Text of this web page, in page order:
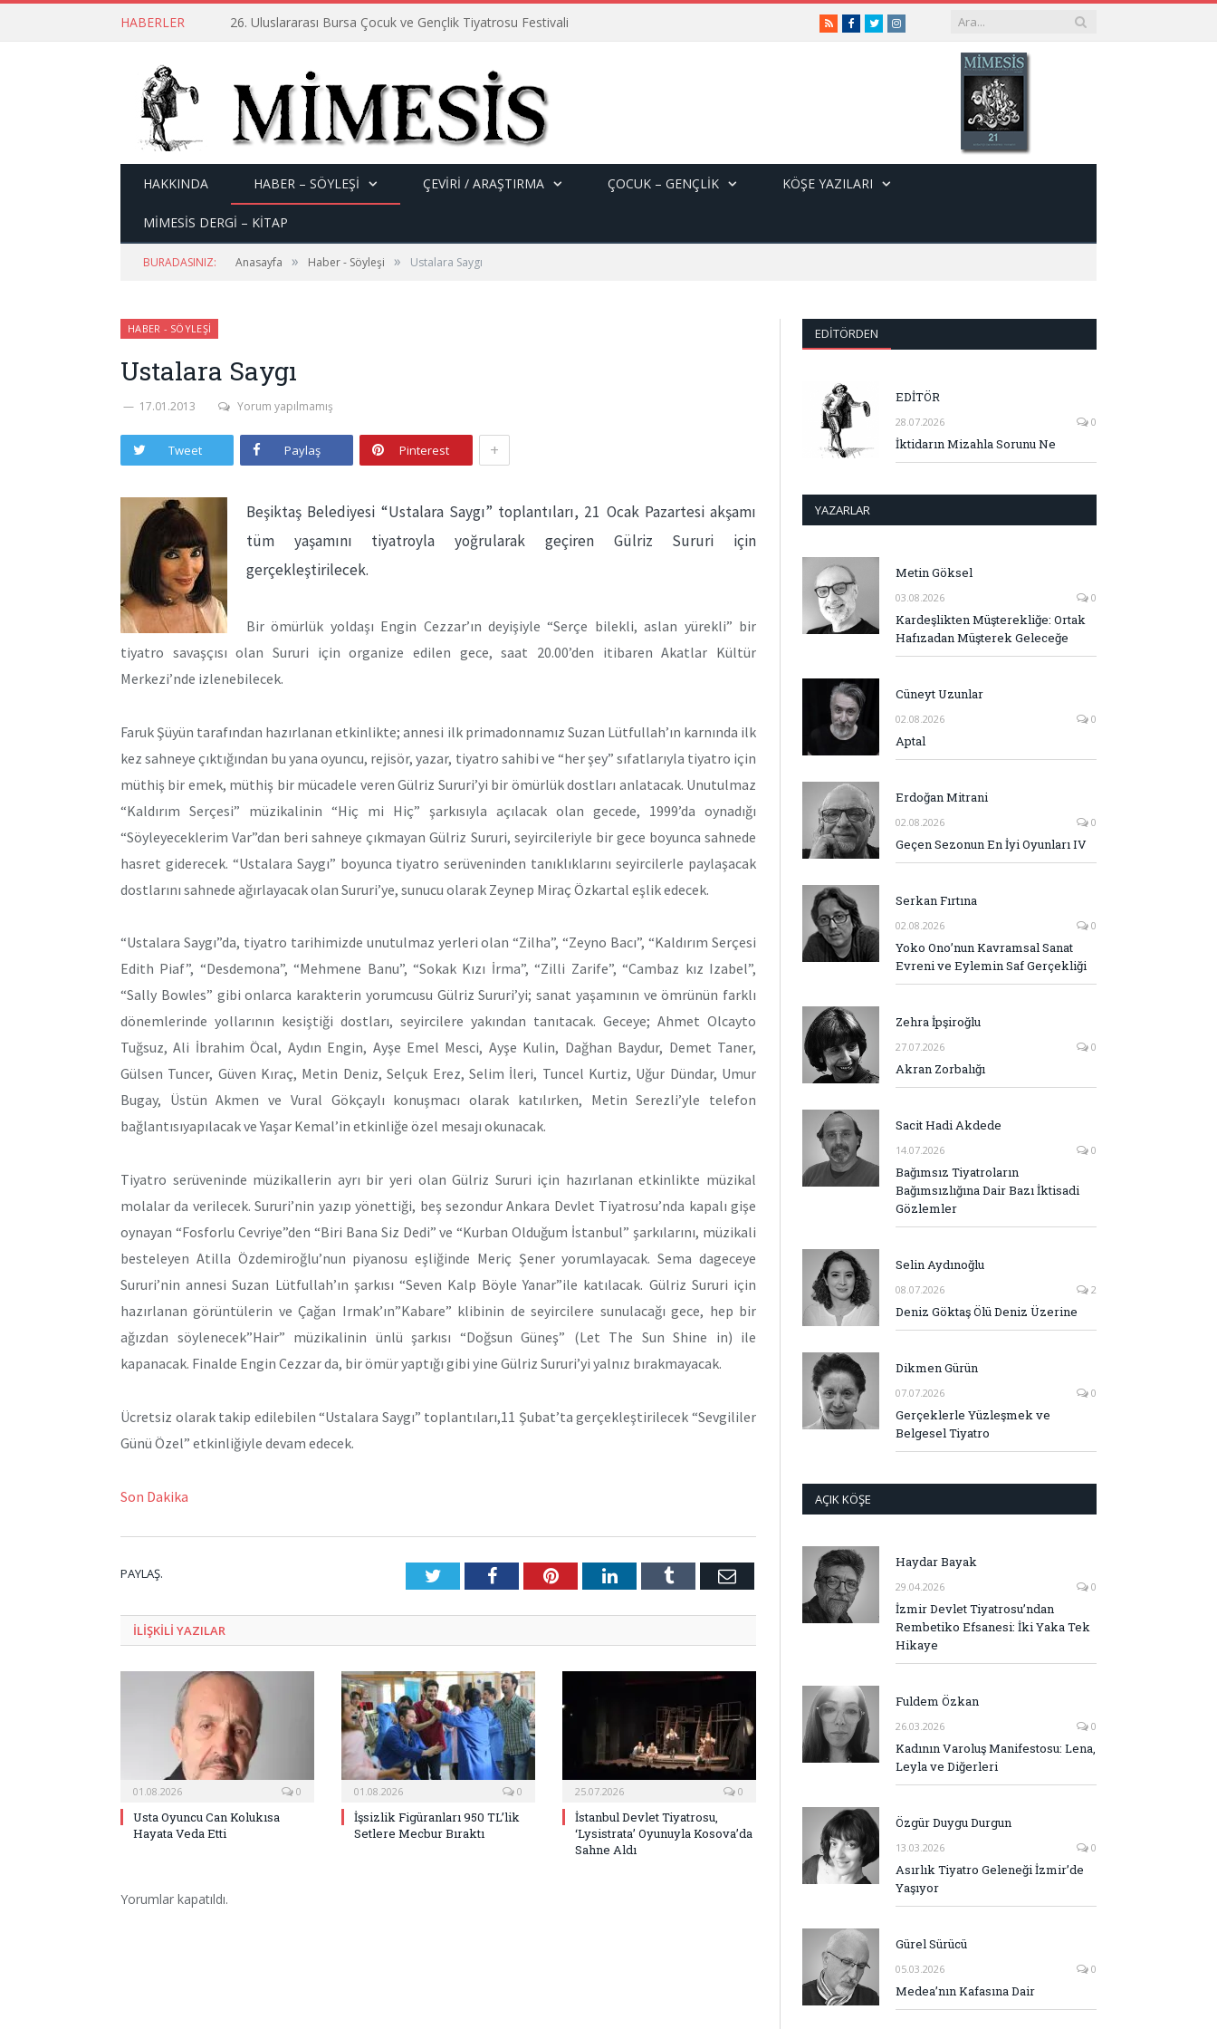
HABERLER 26. Uluslararası Bursa Çocuk ve Gençlik Tiyatrosu Festivali RSSFacebook
TwitterInstagram
HAKKINDA HABER – SÖYLEŞI ÇEVİRİ / ARAŞTIRMA ÇOCUK – GENÇLIK KÖŞE YAZILARI
MİMESİS DERGİ – KİTAP
BURADASINIZ: Anasayfa » Haber - Söyleşi » Ustalara Saygı
HABER - SÖYLEŞI
Ustalara Saygı
17.01.2013 Yorum yapılmamış
Tweet Paylaş Pinterest +
Beşiktaş Belediyesi “Ustalara Saygı” toplantıları, 21 Ocak Pazartesi akşamı
tüm yaşamını tiyatroyla yoğrularak geçiren Gülriz Sururi için
gerçekleştirilecek.
Bir ömürlük yoldaşı Engin Cezzar’ın deyişiyle “Serçe bilekli, aslan yürekli” bir
tiyatro savaşçısı olan Sururi için organize edilen gece, saat 20.00’den itibaren Akatlar Kültür
Merkezi’nde izlenebilecek.
Faruk Şüyün tarafından hazırlanan etkinlikte; annesi ilk primadonnamız Suzan Lütfullah’ın karnında ilk
kez sahneye çıktığından bu yana oyuncu, rejisör, yazar, tiyatro sahibi ve “her şey” sıfatlarıyla tiyatro için
müthiş bir emek, müthiş bir mücadele veren Gülriz Sururi’yi bir ömürlük dostları anlatacak. Unutulmaz
“Kaldırım Serçesi” müzikalinin “Hiç mi Hiç” şarkısıyla açılacak olan gecede, 1999’da oynadığı
“Söyleyeceklerim Var”dan beri sahneye çıkmayan Gülriz Sururi, seyircileriyle bir gece boyunca sahnede
hasret giderecek. “Ustalara Saygı” boyunca tiyatro serüveninden tanıklıklarını seyircilerle paylaşacak
dostlarını sahnede ağırlayacak olan Sururi’ye, sunucu olarak Zeynep Miraç Özkartal eşlik edecek.
“Ustalara Saygı”da, tiyatro tarihimizde unutulmaz yerleri olan “Zilha”, “Zeyno Bacı”, “Kaldırım Serçesi
Edith Piaf”, “Desdemona”, “Mehmene Banu”, “Sokak Kızı İrma”, “Zilli Zarife”, “Cambaz kız Izabel”,
“Sally Bowles” gibi onlarca karakterin yorumcusu Gülriz Sururi’yi; sanat yaşamının ve ömrünün farklı
dönemlerinde yollarının kesiştiği dostları, seyircilere yakından tanıtacak. Geceye; Ahmet Olcayto
Tuğsuz, Ali İbrahim Öcal, Aydın Engin, Ayşe Emel Mesci, Ayşe Kulin, Dağhan Baydur, Demet Taner,
Gülsen Tuncer, Güven Kıraç, Metin Deniz, Selçuk Erez, Selim İleri, Tuncel Kurtiz, Uğur Dündar, Umur
Bugay, Üstün Akmen ve Vural Gökçaylı konuşmacı olarak katılırken, Metin Serezli’yle telefon
bağlantısıyapılacak ve Yaşar Kemal’in etkinliğe özel mesajı okunacak.
Tiyatro serüveninde müzikallerin ayrı bir yeri olan Gülriz Sururi için hazırlanan etkinlikte müzikal
molalar da verilecek. Sururi’nin yazıp yönettiği, beş sezondur Ankara Devlet Tiyatrosu’nda kapalı gişe
oynayan “Fosforlu Cevriye”den “Biri Bana Siz Dedi” ve “Kurban Olduğum İstanbul” şarkılarını, müzikali
besteleyen Atilla Özdemiroğlu’nun piyanosu eşliğinde Meriç Şener yorumlayacak. Sema dageceye
Sururi’nin annesi Suzan Lütfullah’ın şarkısı “Seven Kalp Böyle Yanar”ile katılacak. Gülriz Sururi için
hazırlanan görüntülerin ve Çağan Irmak’ın”Kabare” klibinin de seyircilere sunulacağı gece, hep bir
ağızdan söylenecek”Hair” müzikalinin ünlü şarkısı “Doğsun Güneş” (Let The Sun Shine in) ile
kapanacak. Finalde Engin Cezzar da, bir ömür yaptığı gibi yine Gülriz Sururi’yi yalnız bırakmayacak.
Ücretsiz olarak takip edilebilen “Ustalara Saygı” toplantıları,11 Şubat’ta gerçekleştirilecek “Sevgililer
Günü Özel” etkinliğiyle devam edecek.
Son Dakika
PAYLAŞ. TwitterFacebookPinterestLinkedInTumblr E-
ILIŞKILI YAZILAR
01.08.2026 0
Usta Oyuncu Can Kolukısa
Hayata Veda Etti
01.08.2026 0
İşsizlik Figüranları 950 TL’lik
Setlere Mecbur Bıraktı
25.07.2026 0
İstanbul Devlet Tiyatrosu,
‘Lysistrata’ Oyunuyla Kosova’da
Sahne Aldı
Yorumlar kapatıldı.
EDITÖRDEN
EDİTÖR
28.07.2026 0
İktidarın Mizahla Sorunu Ne
YAZARLAR
Metin Göksel
03.08.2026 0
Kardeşlikten Müşterekliğe: Ortak
Hafızadan Müşterek Geleceğe
Cüneyt Uzunlar
02.08.2026 0
Aptal
Erdoğan Mitrani
02.08.2026 0
Geçen Sezonun En İyi Oyunları IV
Serkan Fırtına
02.08.2026 0
Yoko Ono’nun Kavramsal Sanat
Evreni ve Eylemin Saf Gerçekliği
Zehra İpşiroğlu
27.07.2026 0
Akran Zorbalığı
Sacit Hadi Akdede
14.07.2026 0
Bağımsız Tiyatroların
Bağımsızlığına Dair Bazı İktisadi
Gözlemler
Selin Aydınoğlu
08.07.2026 2
Deniz Göktaş Ölü Deniz Üzerine
Dikmen Gürün
07.07.2026 0
Gerçeklerle Yüzleşmek ve
Belgesel Tiyatro
AÇIK KÖŞE
Haydar Bayak
29.04.2026 0
İzmir Devlet Tiyatrosu’ndan
Rembetiko Efsanesi: İki Yaka Tek
Hikaye
Fuldem Özkan
26.03.2026 0
Kadının Varoluş Manifestosu: Lena,
Leyla ve Diğerleri
Özgür Duygu Durgun
13.03.2026 0
Asırlık Tiyatro Geleneği İzmir’de
Yaşıyor
Gürel Sürücü
05.03.2026 0
Medea’nın Kafasına Dair